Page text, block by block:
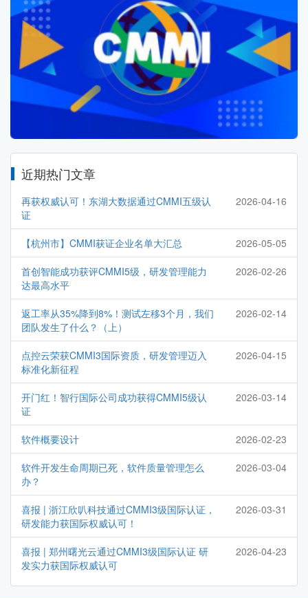
近期热门文章
再获权威认可！东湖大数据通过CMMI五级认
证
2026-04-16
【杭州市】CMMI获证企业名单大汇总 2026-05-05
首创智能成功获评CMMI5级，研发管理能力
达最高水平
2026-02-26
返工率从35%降到8%！测试左移3个月，我们
团队发生了什么？（上）
2026-02-14
点控云荣获CMMI3国际资质，研发管理迈入
标准化新征程
2026-04-15
开门红！智行国际公司成功获得CMMI5级认
证
2026-03-14
软件概要设计 2026-02-23
软件开发生命周期已死，软件质量管理怎么
办？
2026-03-04
喜报 | 浙江欣叭科技通过CMMI3级国际认证，
研发能力获国际权威认可！
2026-03-31
喜报 | 郑州曙光云通过CMMI3级国际认证 研
发实力获国际权威认可
2026-04-23